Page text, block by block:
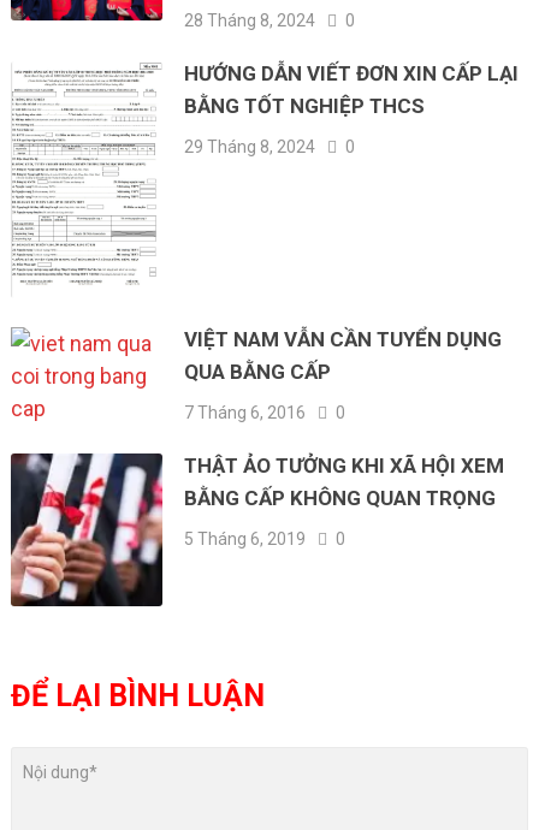
28 Tháng 8, 2024 0
HƯỚNG DẪN VIẾT ĐƠN XIN CẤP LẠI
BẰNG TỐT NGHIỆP THCS
29 Tháng 8, 2024 0
VIỆT NAM VẪN CẦN TUYỂN DỤNG
QUA BẰNG CẤP
7 Tháng 6, 2016 0
THẬT ẢO TƯỞNG KHI XÃ HỘI XEM
BẰNG CẤP KHÔNG QUAN TRỌNG
5 Tháng 6, 2019 0
ĐỂ LẠI BÌNH LUẬN